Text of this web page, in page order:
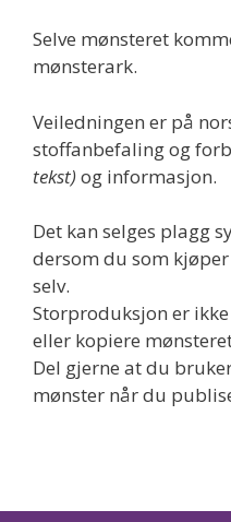
Selve mønsteret
mønsterark.
Veiledningen er på
stoffanbefaling og
tekst)og informasjon.
Det kan selges plagg
dersom du som
selv.
Storproduksjon er
eller kopiere
Del gjerne at du
mønster når du